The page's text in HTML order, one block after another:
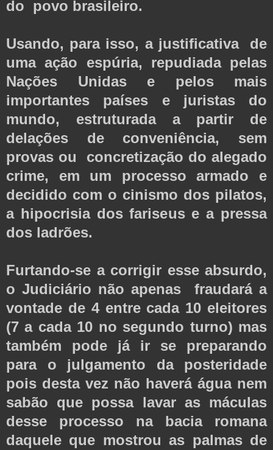
do povo brasileiro.
Usando, para isso, a justificativa de
uma ação espúria, repudiada pelas
Nações Unidas e pelos mais
importantes países e juristas do
mundo, estruturada a partir de
delações de conveniência, sem
provas ou concretização do alegado
crime, em um processo armado e
decidido com o cinismo dos pilatos,
a hipocrisia dos fariseus e a pressa
dos ladrões.
Furtando-se a corrigir esse absurdo,
o Judiciário não apenas fraudará a
vontade de 4 entre cada 10 eleitores
(7 a cada 10 no segundo turno) mas
também pode já ir se preparando
para o julgamento da posteridade
pois desta vez não haverá água nem
sabão que possa lavar as máculas
desse processo na bacia romana
daquele que mostrou as palmas de